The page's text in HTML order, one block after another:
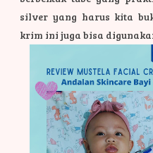
silver yang harus kita
krim ini juga bisa